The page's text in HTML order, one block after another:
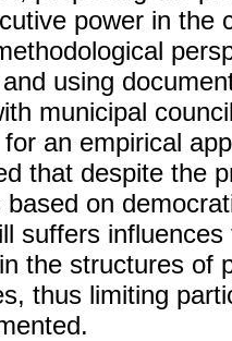
power in the
using
municipal
an empirical
that despite the
based on
suffers
the structures of
thus limiting